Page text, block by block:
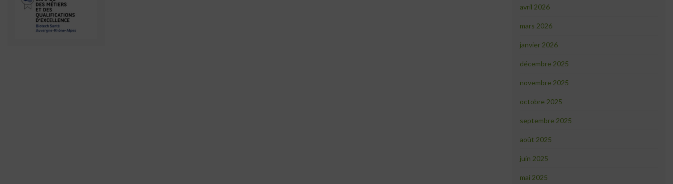
avril 2026
mars 2026
janvier 2026
décembre 2025
novembre 2025
octobre 2025
septembre 2025
août 2025
juin 2025
mai 2025